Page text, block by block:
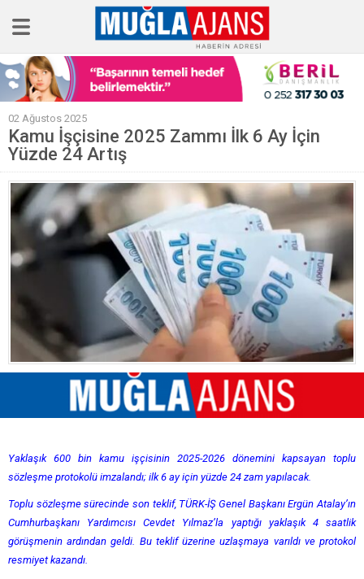
Ana Sayfa
Tüm Haberler
Köşe Yazıları
Sağlık
Magazin
Künye
02 Ağustos 2025
Kamu İşçisine 2025 Zammı İlk 6 Ay İçin
Yüzde 24 Artış
Yaklaşık 600 bin kamu işçisinin 2025-2026 dönemini kapsayan toplu
sözleşme protokolü imzalandı; ilk 6 ay için yüzde 24 zam yapılacak.
Toplu sözleşme sürecinde son teklif, TÜRK-İŞ Genel Başkanı Ergün Atalay’ın
Cumhurbaşkanı Yardımcısı Cevdet Yılmaz’la yaptığı yaklaşık 4 saatlik
görüşmenin ardından geldi. Bu teklif üzerine uzlaşmaya varıldı ve protokol
resmiyet kazandı.